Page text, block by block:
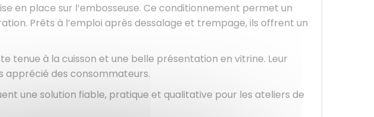
en place sur l’embosseuse. Ce conditionnement permet un
Prêts à l’emploi après dessalage et trempage, ils offrent un
tenue à la cuisson et une belle présentation en vitrine. Leur
des consommateurs.
une solution fiable, pratique et qualitative pour les ateliers de